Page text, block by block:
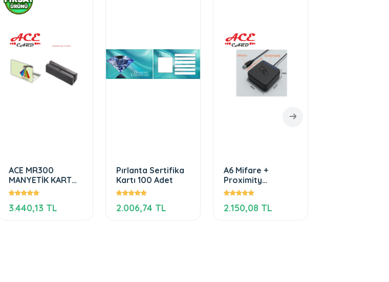
ACE MR300
MANYETİK KART
OKUYUCU
3.440,13 TL
Pırlanta Sertifika
Kartı 100 Adet
2.006,74 TL
A6 Mifare +
Proximity
TEMASSIZ AKILLI
(SMART) KART
OKUYUCU
2.150,08 TL